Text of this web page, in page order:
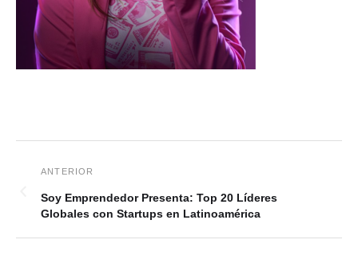
Soy Emprendedor Presenta: Top 20 Líderes
Globales con Startups en Latinoamérica